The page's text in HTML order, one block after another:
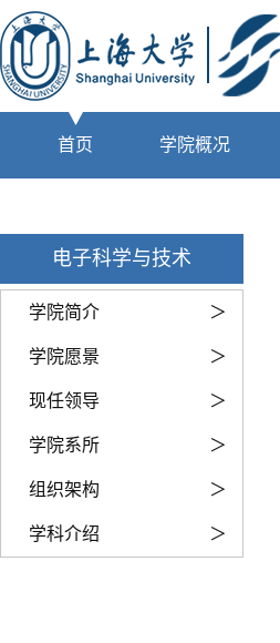
首页 学院概况
电子科学与技术
学院简介 ＞
学院愿景 ＞
现任领导 ＞
学院系所 ＞
组织架构 ＞
学科介绍 ＞